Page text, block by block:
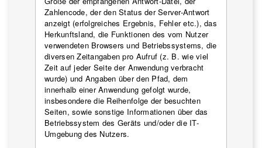
Zahlencode, der den Status der Server-Antwort
anzeigt (erfolgreiches Ergebnis, Fehler etc.), das
Herkunftsland, die Funktionen des vom Nutzer
verwendeten Browsers und Betriebssystems, die
diversen Zeitangaben pro Aufruf (z. B. wie viel
Zeit auf jeder Seite der Anwendung verbracht
wurde) und Angaben über den Pfad, dem
innerhalb einer Anwendung gefolgt wurde,
insbesondere die Reihenfolge der besuchten
Seiten, sowie sonstige Informationen über das
Betriebssystem des Geräts und/oder die IT-
Umgebung des Nutzers.